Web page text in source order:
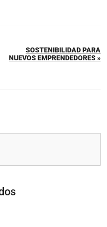
SOSTENIBILIDAD PARA
NUEVOS EMPRENDEDORES »